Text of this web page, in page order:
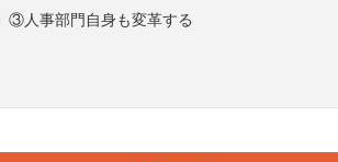
③人事部門自身も変革する